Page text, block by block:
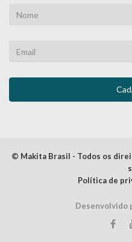
© Makita Brasil - Todos os
Política de
Desenvolvido